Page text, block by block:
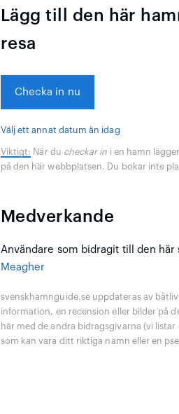
Lägg till den här
resa
Checka in nu
Välj ett annat datum än idag
Viktigt: När du checkar in i en hamn
på den här webbplatsen. Du bokar inte
Medverkande
Användare som bidragit till den här
Meagher
svenskhamnguide.se uppdateras av
information, en recension eller bilder på
här med de andra bidragsgivarna (vi
som kan vara ditt riktiga namn eller en